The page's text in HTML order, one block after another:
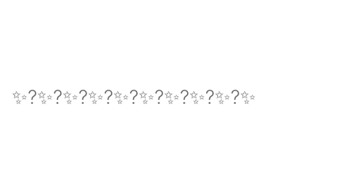
✨?✨?✨?✨?✨?✨?✨?✨?✨?✨